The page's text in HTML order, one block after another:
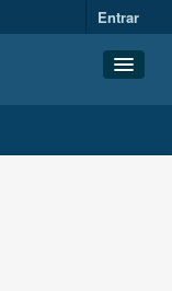
Entrar